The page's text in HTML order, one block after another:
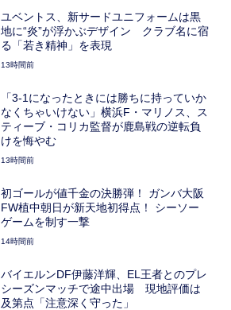
ユベントス、新サードユニフォームは黒
地に“炎”が浮かぶデザイン クラブ名に宿
る「若き精神」を表現
13時間前
「3-1になったときには勝ちに持っていか
なくちゃいけない」横浜F・マリノス、ス
ティーブ・コリカ監督が鹿島戦の逆転負
けを悔やむ
13時間前
初ゴールが値千金の決勝弾！ ガンバ大阪
FW植中朝日が新天地初得点！ シーソー
ゲームを制す一撃
14時間前
バイエルンDF伊藤洋輝、EL王者とのプレ
シーズンマッチで途中出場 現地評価は
及第点「注意深く守った」